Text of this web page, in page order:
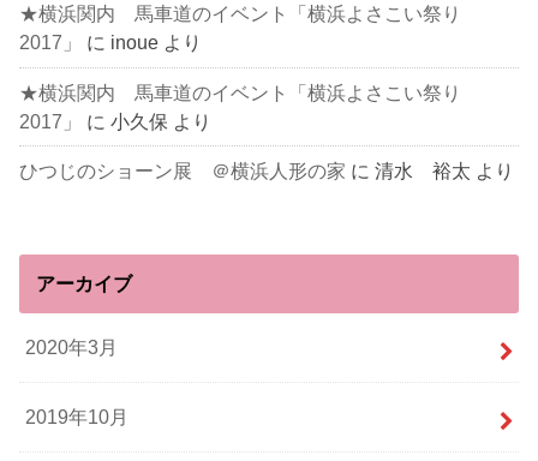
★横浜関内 馬車道のイベント「横浜よさこい祭り
2017」
に inoue より
★横浜関内 馬車道のイベント「横浜よさこい祭り
2017」
に小久保 より
ひつじのショーン展 ＠横浜人形の家 に清水 裕太 より
アーカイブ
2020年3月
2019年10月